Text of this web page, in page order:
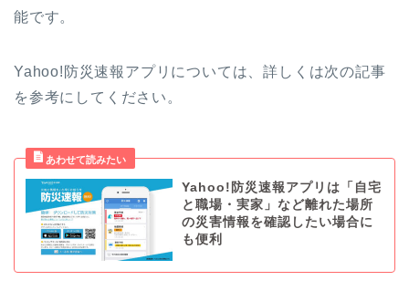
能です。
Yahoo!防災速報アプリについては、詳しくは次の記事
を参考にしてください。
Yahoo!防災速報アプリは「自宅
と職場・実家」など離れた場所
の災害情報を確認したい場合に
も便利